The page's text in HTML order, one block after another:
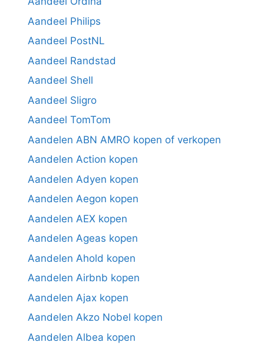
Aandeel Philips
Aandeel PostNL
Aandeel Randstad
Aandeel Shell
Aandeel Sligro
Aandeel TomTom
Aandelen ABN AMRO kopen of verkopen
Aandelen Action kopen
Aandelen Adyen kopen
Aandelen Aegon kopen
Aandelen AEX kopen
Aandelen Ageas kopen
Aandelen Ahold kopen
Aandelen Airbnb kopen
Aandelen Ajax kopen
Aandelen Akzo Nobel kopen
Aandelen Albea kopen